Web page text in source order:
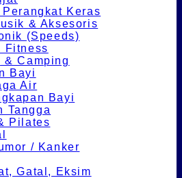
Keras
& Aksesoris
(Speeds)
Fitness
& Camping
Bayi
Air
Bayi
Tangga
Pilates
/ Kanker
Gatal, Eksim